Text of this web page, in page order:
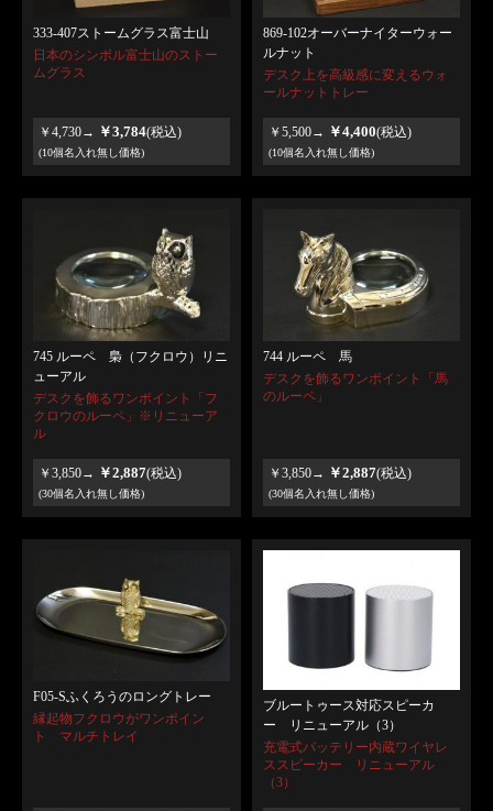
333-407ストームグラス富士山
日本のシンボル富士山のストー
ムグラス
￥4,730→ ￥3,784(税込)
(10個名入れ無し価格)
869-102オーバーナイターウォー
ルナット
デスク上を高級感に変えるウォ
ールナットトレー
￥5,500→ ￥4,400(税込)
(10個名入れ無し価格)
745 ルーペ 梟（フクロウ）リニ
ューアル
デスクを飾るワンポイント「フ
クロウのルーペ」※リニューア
ル
￥3,850→ ￥2,887(税込)
(30個名入れ無し価格)
744 ルーペ 馬
デスクを飾るワンポイント「馬
のルーペ」
￥3,850→ ￥2,887(税込)
(30個名入れ無し価格)
F05-Sふくろうのロングトレー
縁起物フクロウがワンポイン
ト マルチトレイ
ブルートゥース対応スピーカ
ー リニューアル（3）
充電式バッテリー内蔵ワイヤレ
ススピーカー リニューアル
（3）